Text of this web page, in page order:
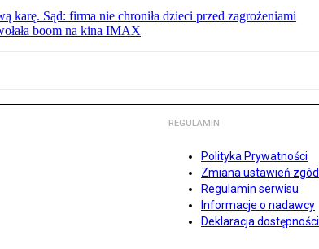
karę. Sąd: firma nie chroniła dzieci przed zagrożeniami
boom na kina IMAX
REGULAMIN
Polityka Prywatności
Zmiana ustawień zgód
Regulamin serwisu
Informacje o nadawcy
Deklaracja dostępności